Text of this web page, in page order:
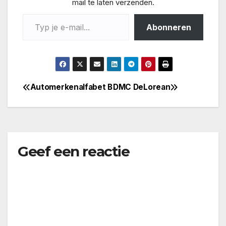
mail te laten verzenden.
Abonneren
Bericht
navigatie
DMC DeLorean
Automerkenalfabet B
Geef een reactie